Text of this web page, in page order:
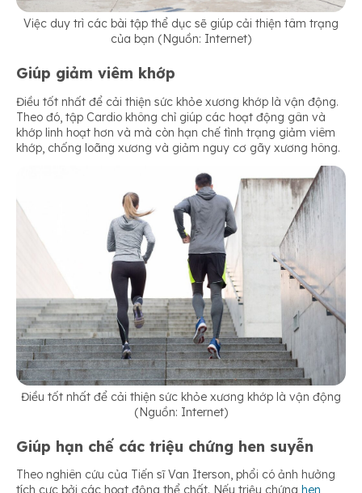
Việc duy trì các bài tập thể dục sẽ giúp cải thiện tâm trạng
của bạn (Nguồn: Internet)
Giúp giảm viêm khớp
Điều tốt nhất để cải thiện sức khỏe xương khớp là vận động.
Theo đó, tập Cardio không chỉ giúp các hoạt động gân và
khớp linh hoạt hơn và mà còn hạn chế tình trạng giảm viêm
khớp, chống loãng xương và giảm nguy cơ gãy xương hông.
Điều tốt nhất để cải thiện sức khỏe xương khớp là vận động
(Nguồn: Internet)
Giúp hạn chế các triệu chứng hen suyễn
Theo nghiên cứu của Tiến sĩ Van Iterson, phổi có ảnh hưởng
tích cực bởi các hoạt động thể chất. Nếu triệu chứng hen